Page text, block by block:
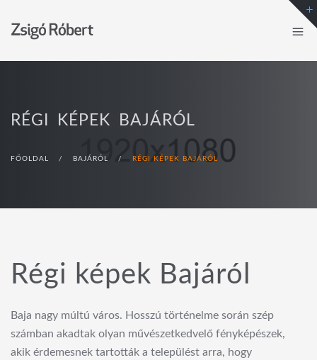
RÉGI KÉPEK BAJÁRÓL
FŐOLDAL / BAJÁRÓL / RÉGI KÉPEK BAJÁRÓL
Régi képek Bajáról
Baja nagy múltú város. Hosszú történelme során szép
számban akadtak olyan művészetkedvelő fényképészek,
akik érdemesnek tartották a települést arra, hogy